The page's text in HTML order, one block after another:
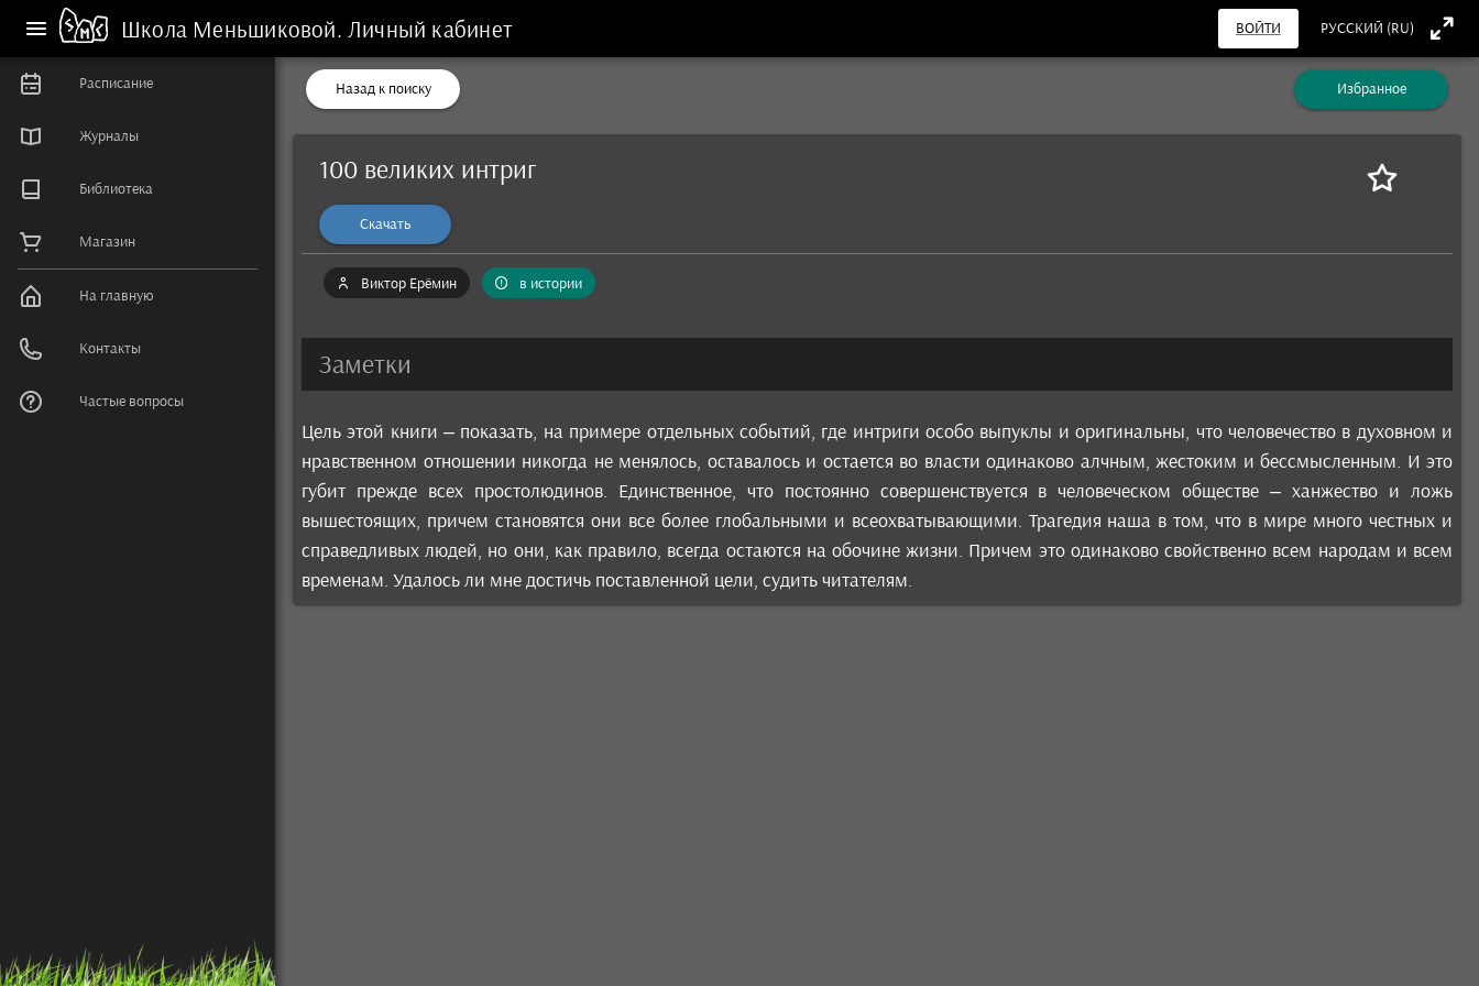
Школа Меньшиковой. Личный кабинет ВОЙТИ РУССКИЙ (RU)
Расписание
Журналы
Библиотека
Магазин
На главную
Контакты
Частые вопросы
Назад к поиску Избранное
100 великих интриг
Скачать
Виктор Ерёмин в истории
Заметки
Цель этой книги – показать, на примере отдельных событий, где интриги особо выпуклы и оригинальны, что человечество в духовном и
нравственном отношении никогда не менялось, оставалось и остается во власти одинаково алчным, жестоким и бессмысленным. И это
губит прежде всех простолюдинов. Единственное, что постоянно совершенствуется в человеческом обществе – ханжество и ложь
вышестоящих, причем становятся они все более глобальными и всеохватывающими. Трагедия наша в том, что в мире много честных и
справедливых людей, но они, как правило, всегда остаются на обочине жизни. Причем это одинаково свойственно всем народам и всем
временам. Удалось ли мне достичь поставленной цели, судить читателям.